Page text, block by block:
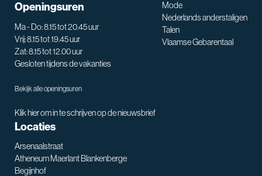
Openingsuren
Ma - Do: 8.15 tot 20.45 uur
Vrij: 8.15 tot 19.45 uur
Zat: 8.15 tot 12.00 uur
Gesloten tijdens de vakanties
Bekijk alle openingsuren
Klik hier om in te schrijven op de nieuwsbrief
Mode
Nederlands anderstaligen
Talen
Vlaamse Gebarentaal
Locaties
Arsenaalstraat
Atheneum Maerlant Blankenberge
Begijnhof